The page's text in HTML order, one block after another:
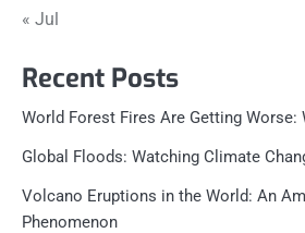
« Jul
Recent Posts
World Forest Fires Are Getting Worse:
Global Floods: Watching Climate
Volcano Eruptions in the World: An
Phenomenon